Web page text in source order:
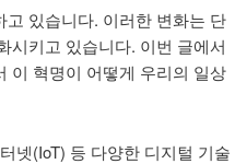
있습니다. 이러한 변화는 단
시키고 있습니다. 이번 글에서
이 혁명이 어떻게 우리의 일상
넷(IoT) 등 다양한 디지털 기술